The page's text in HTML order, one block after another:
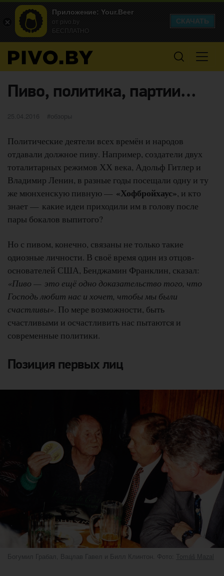
Пиво, политика, партии…
Опубликовано
25.04.2016 категории
обзоры
Политические деятели всех времён и народов
отдавали должное пиву. Например, создатели двух
тоталитарных режимов ХХ века, Адольф Гитлер и
Владимир Ленин, в разные годы посещали одну и ту
же мюнхенскую пивную — «Хофбройхаус», и кто
знает — какие идеи приходили им в голову после
пары бокалов выпитого?
Но с пивом, конечно, связаны не только такие
одиозные личности. В своё время один из отцов-
основателей США, Бенджамин Франклин, сказал:
«Пиво — это ещё одно доказательство того, что
Господь любит нас и хочет, чтобы мы были
счастливы». По мере возможности, быть
счастливыми и осчастливить нас пытаются и
современные политики.
Позиция первых лиц
Богумил Грабал, Вацлав Гавел и Билл Клинтон. Фото: Tomáš Mazal
Приложение: Your.Beer
от pivo.by
БЕСПЛАТНО
СКАЧАТЬ